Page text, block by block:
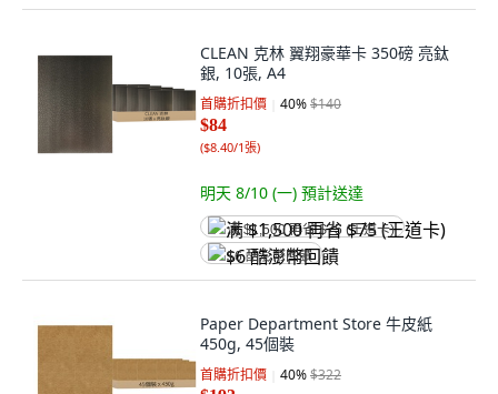
CLEAN 克林 翼翔豪華卡 350磅 亮鈦
銀, 10張, A4
首購折扣價 40%$140
$84
($8.40/1張)
明天 8/10 (一) 預計送達
满 $1,500 再省 $75 (王道卡)
$6 酷澎幣回饋
Paper Department Store 牛皮紙
450g, 45個裝
首購折扣價 40%$322